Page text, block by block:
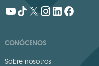
CONÓCENOS
Sobre nosotros